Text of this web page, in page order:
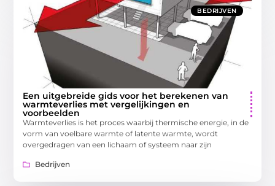
BEDRIJVEN
Een uitgebreide gids voor het berekenen van
warmteverlies met vergelijkingen en
voorbeelden
Warmteverlies is het proces waarbij thermische energie, in de
vorm van voelbare warmte of latente warmte, wordt
overgedragen van een lichaam of systeem naar zijn
Bedrijven